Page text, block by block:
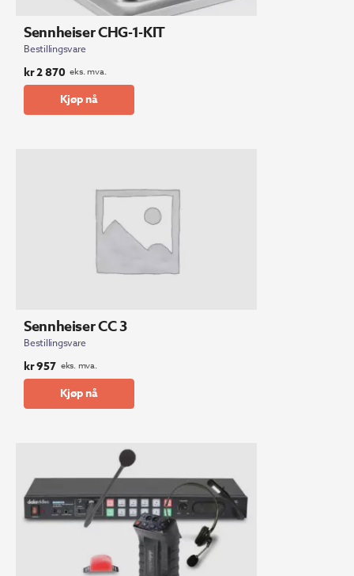
Sennheiser CHG-1-KIT
Bestillingsvare
kr2 870 eks. mva.
Kjøp nå
Sennheiser CC 3
Bestillingsvare
kr957 eks. mva.
Kjøp nå